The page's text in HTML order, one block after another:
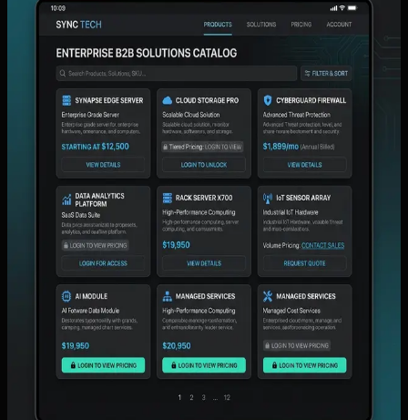
Artikel lain yang mungkin relevan
Lihat semua artikel
Dasbor Keuangan Sederhana untuk Pemilik:
Angka Mana yang Harus Dipantau Harian Tanpa
Menunggu Rekap Manual?
Panduan menentukan angka keuangan harian yang benar-
benar harus dilihat pemilik, kapan dasbor sederhana sudah
cukup, dan kapan sistem kustom mulai lebih relevan.
Baca artikel ->
Portal Reseller dan Order B2B: Kapan
Distributor Perlu Halaman Login Khusus untuk
Pelanggan?
Panduan untuk distributor yang ingin menentukan kapan